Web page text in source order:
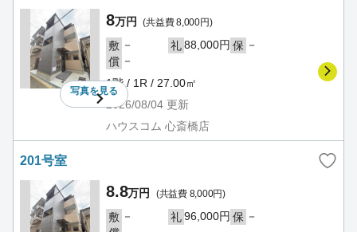
写真を見る
8万円 (共益費 8,000円)
敷 － 礼88,000円 保 －
償 －
1階 / 1R / 27.00㎡
2026/08/04 更新
ハウスコム 心斎橋店
201号室
8.8万円 (共益費 8,000円)
敷 － 礼96,000円 保 －